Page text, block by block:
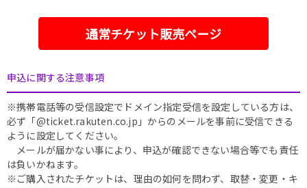
通常チケット販売ページ
申込に関する注意事項
※携帯電話等の受信設定でドメイン指定受信を設定している方は、
必ず「@ticket.rakuten.co.jp」からのメールを事前に受信できる
ように設定してください。
メールが届かない事により、申込が確認できない場合等でも責任
は負いかねます。
※ご購入されたチケットは、理由の如何を問わず、取替・変更・キ